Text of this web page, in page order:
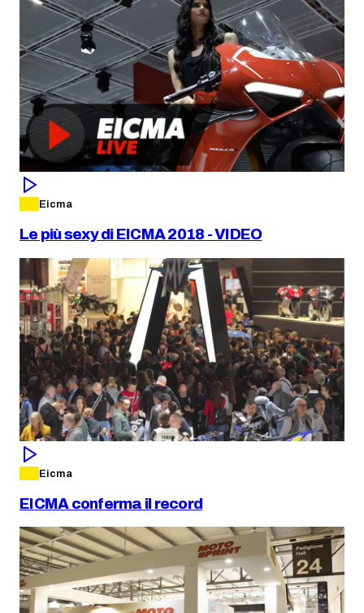
Eicma
Le più sexy di EICMA 2018 - VIDEO
Eicma
EICMA conferma il record